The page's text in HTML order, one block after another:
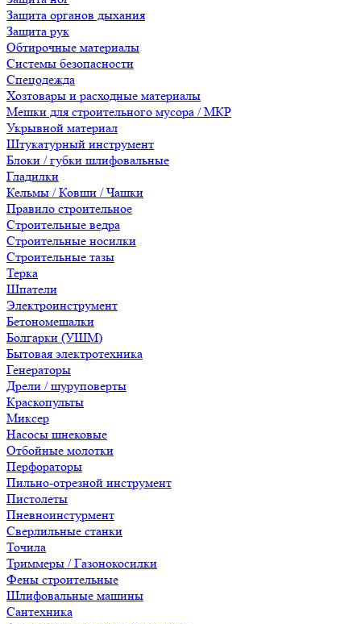
Защита органов дыхания
Защита рук
Обтирочные материалы
Системы безопасности
Спецодежда
Хозтовары и расходные материалы
Мешки для строительного мусора / МКР
Укрывной материал
Штукатурный инструмент
Блоки / губки шлифовальные
Гладилки
Кельмы / Ковши / Чашки
Правило строительное
Строительные ведра
Строительные носилки
Строительные тазы
Терка
Шпатели
Электроинструмент
Бетономешалки
Болгарки (УШМ)
Бытовая электротехника
Генераторы
Дрели / шуруповерты
Краскопульты
Миксер
Насосы шнековые
Отбойные молотки
Перфораторы
Пильно-отрезной инструмент
Пистолеты
Пневноинстурмент
Сверлильные станки
Точила
Триммеры / Газонокосилки
Фены строительные
Шлифовальные машины
Сантехника